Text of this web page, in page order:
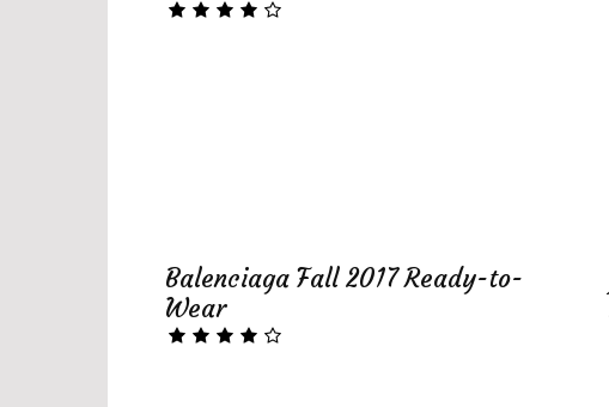
Balenciaga Fall 2017 Ready-to-
Wear